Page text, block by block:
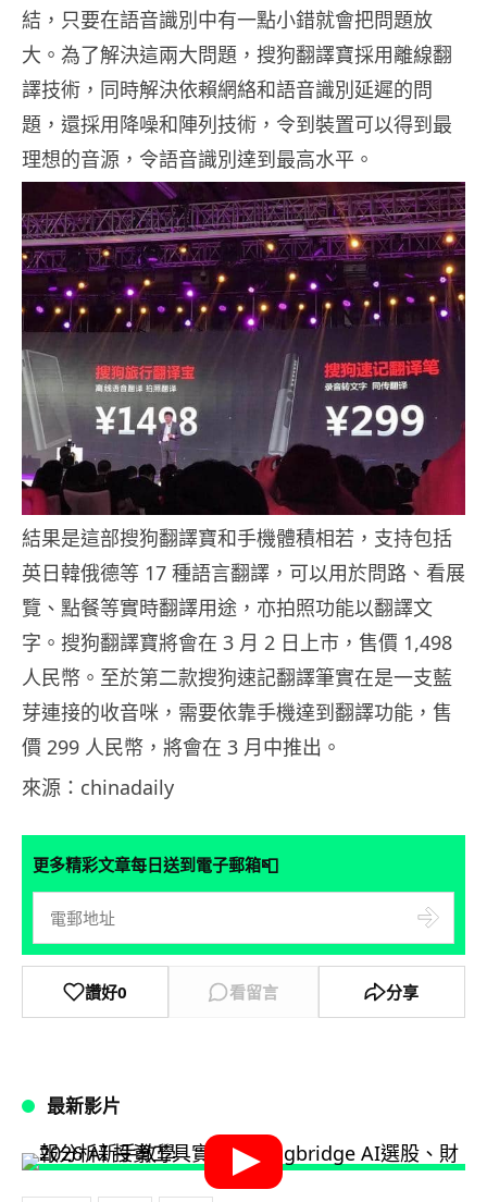
結，只要在語音識別中有一點小錯就會把問題放
大。為了解決這兩大問題，搜狗翻譯寶採用離線翻
譯技術，同時解決依賴網絡和語音識別延遲的問
題，還採用降噪和陣列技術，令到裝置可以得到最
理想的音源，令語音識別達到最高水平。
結果是這部搜狗翻譯寶和手機體積相若，支持包括
英日韓俄德等 17 種語言翻譯，可以用於問路、看展
覽、點餐等實時翻譯用途，亦拍照功能以翻譯文
字。搜狗翻譯寶將會在 3 月 2 日上市，售價 1,498
人民幣。至於第二款搜狗速記翻譯筆實在是一支藍
芽連接的收音咪，需要依靠手機達到翻譯功能，售
價 299 人民幣，將會在 3 月中推出。
來源：chinadaily
更多精彩文章每日送到電子郵箱📮
讚好0 看留言 分享
最新影片